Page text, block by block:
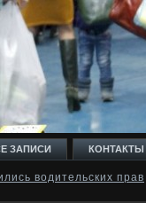
ЗАПИСИ КОНТАКТЫ
водительских прав